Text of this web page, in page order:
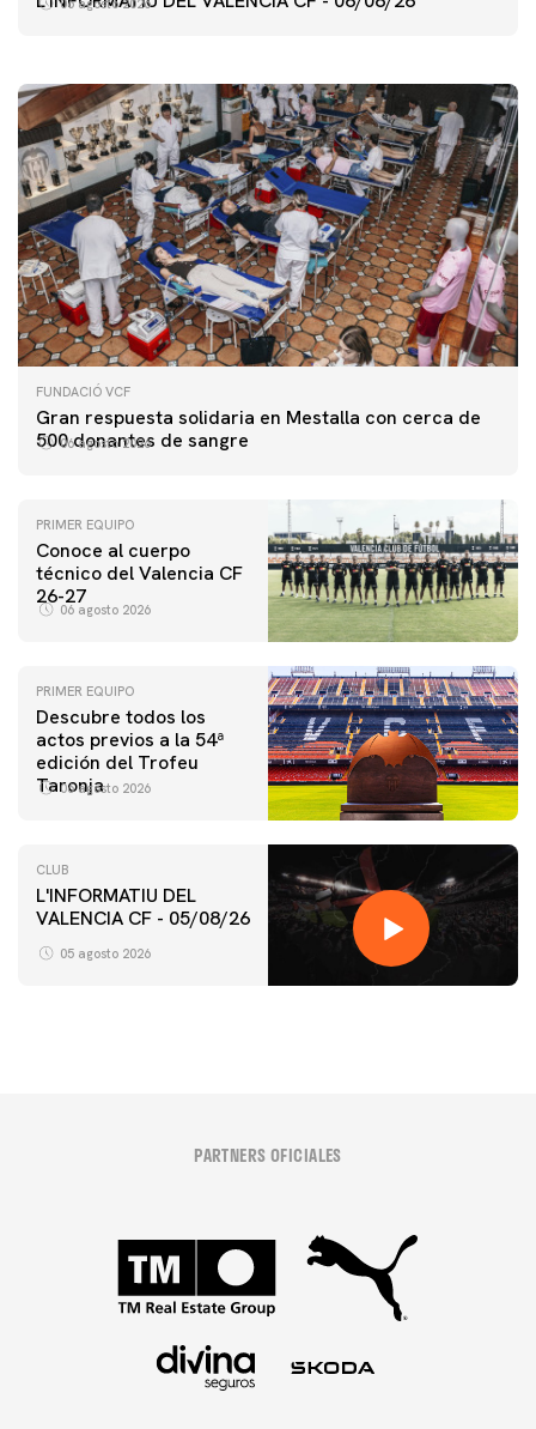
FUNDACIÓ VCF
Gran respuesta solidaria en Mestalla con cerca de
500 donantes de sangre
06 agosto 2026
PRIMER EQUIPO
Conoce al cuerpo
técnico del Valencia CF
26-27
06 agosto 2026
PRIMER EQUIPO
Descubre todos los
actos previos a la 54ª
edición del Trofeu
Taronja
06 agosto 2026
CLUB
L'INFORMATIU DEL
VALENCIA CF - 05/08/26
05 agosto 2026
PARTNERS OFICIALES